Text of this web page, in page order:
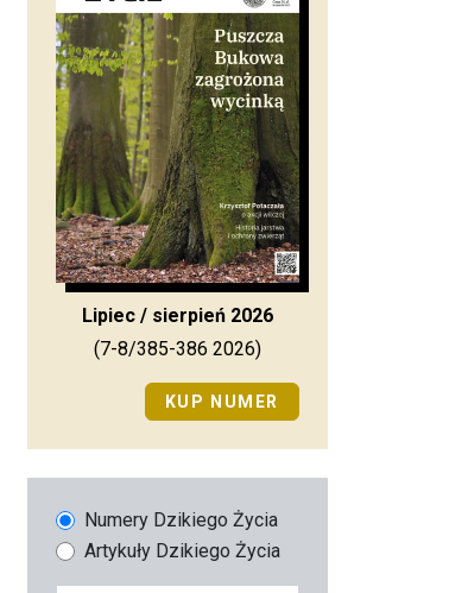
Lipiec / sierpień 2026
(7-8/385-386 2026)
KUP NUMER
Numery Dzikiego Życia
Artykuły Dzikiego Życia